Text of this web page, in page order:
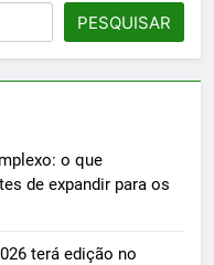
PESQUISAR
o que
de expandir para os
terá edição no